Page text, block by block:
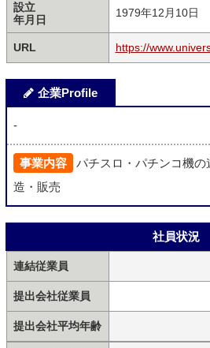
設立
年月日
1979年12月10日
URL https://
企業Profile
-
事業内容
パチスロ・パチンコ機
造・販売
社員状況
連結従業員
提出会社従業員
提出会社平均年齢